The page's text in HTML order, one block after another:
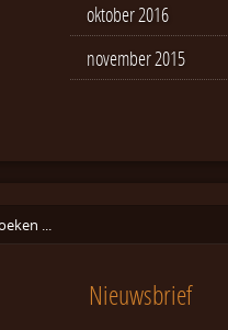
oktober 2016
november 2015
Nieuwsbrief